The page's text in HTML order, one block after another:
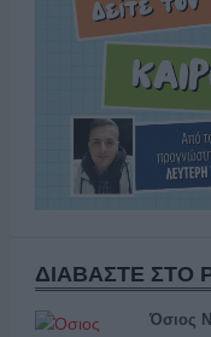
ΔΙΑΒΑΣΤΕ ΣΤΟ
Όσιος